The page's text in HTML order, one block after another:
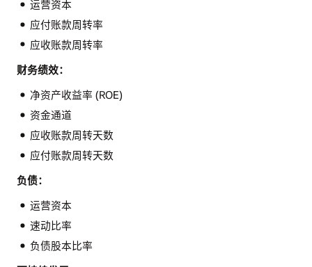
运营资本
应付账款周转率
应收账款周转率
财务绩效：
净资产收益率 (ROE)
资金通道
应收账款周转天数
应付账款周转天数
负债：
运营资本
速动比率
负债股本比率